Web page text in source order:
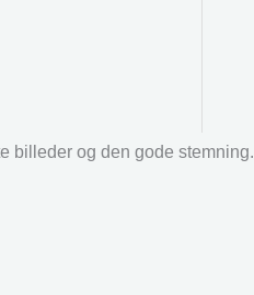
billeder og den gode stemning.